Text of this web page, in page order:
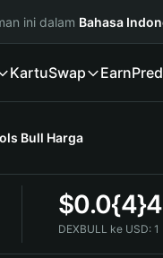
ini dalam Bahasa
KartuSwap Earn
Bull Harga
$
DEXBULL ke USD: 1